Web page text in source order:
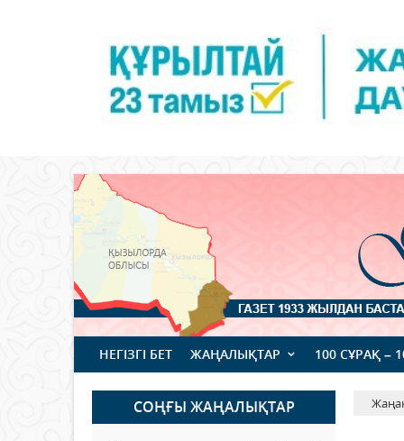
НЕГІЗГІ БЕТ ЖАҢАЛЫҚТАР 100 СҰРАҚ –
СОҢҒЫ ЖАҢАЛЫҚТАР